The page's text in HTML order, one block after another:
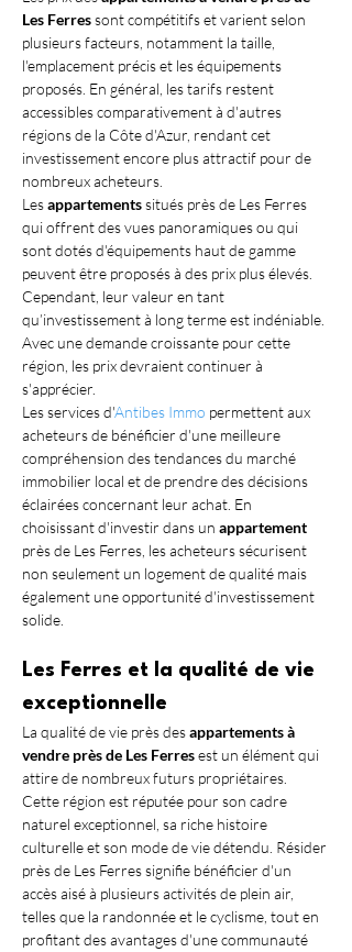
Les Ferres sont compétitifs et varient selon
plusieurs facteurs, notamment la taille,
l'emplacement précis et les équipements
proposés. En général, les tarifs restent
accessibles comparativement à d'autres
régions de la Côte d'Azur, rendant cet
investissement encore plus attractif pour de
nombreux acheteurs.
Les appartements situés près de Les Ferres
qui offrent des vues panoramiques ou qui
sont dotés d'équipements haut de gamme
peuvent être proposés à des prix plus élevés.
Cependant, leur valeur en tant
qu’investissement à long terme est indéniable.
Avec une demande croissante pour cette
région, les prix devraient continuer à
s'apprécier.
Les services d'Antibes Immo permettent aux
acheteurs de bénéficier d'une meilleure
compréhension des tendances du marché
immobilier local et de prendre des décisions
éclairées concernant leur achat. En
choisissant d'investir dans un appartement
près de Les Ferres, les acheteurs sécurisent
non seulement un logement de qualité mais
également une opportunité d'investissement
solide.
Les Ferres et la qualité de vie
exceptionnelle
La qualité de vie près des appartements à
vendre près de Les Ferres est un élément qui
attire de nombreux futurs propriétaires.
Cette région est réputée pour son cadre
naturel exceptionnel, sa riche histoire
culturelle et son mode de vie détendu. Résider
près de Les Ferres signifie bénéficier d'un
accès aisé à plusieurs activités de plein air,
telles que la randonnée et le cyclisme, tout en
profitant des avantages d'une communauté